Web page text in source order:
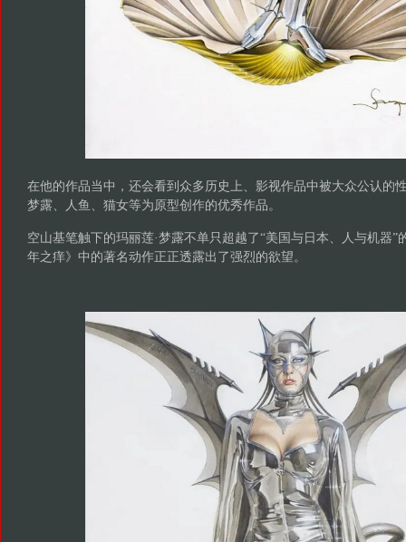
在他的作品当中，还会看到众多历史上、影视作品中被大众公认的
梦露、人鱼、猫女等为原型创作的优秀作品。
空山基笔触下的玛丽莲·梦露不单只超越了“美国与日本、人与机器”
年之痒》中的著名动作正正透露出了强烈的欲望。